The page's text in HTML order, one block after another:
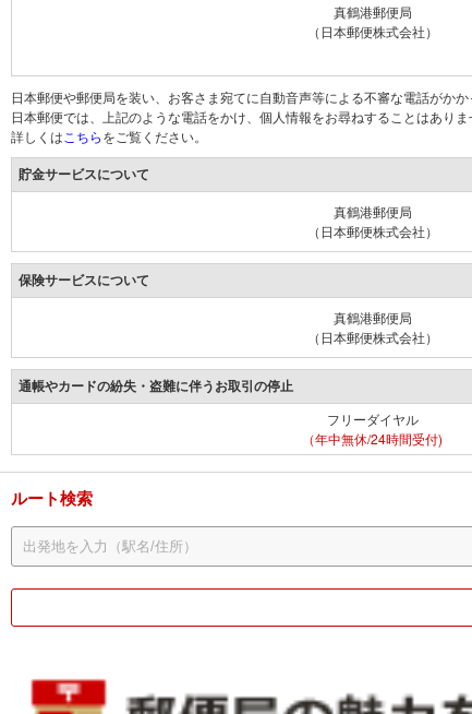
真鶴港郵便局
（日本郵便株式会社）
日本郵便や郵便局を装い、お客さま宛てに自動音声等による不審な電話がかか
日本郵便では、上記のような電話をかけ、個人情報をお尋ねすることはありま
詳しくは こちらをご覧ください。
貯金サービスについて
真鶴港郵便局
（日本郵便株式会社）
保険サービスについて
真鶴港郵便局
（日本郵便株式会社）
通帳やカードの紛失・盗難に伴うお取引の停止
フリーダイヤル
（年中無休/24時間受付)
ルート検索